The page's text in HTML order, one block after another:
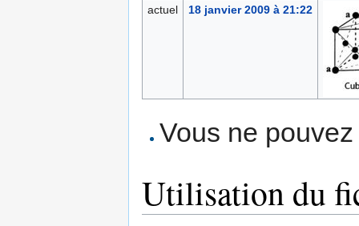
actuel
18 janvier 2009 à 21:22
Vous ne
Utilisation du